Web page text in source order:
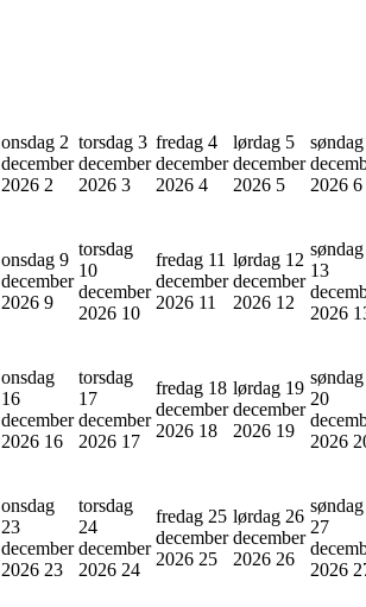
onsdag 2
december
2026 2
torsdag 3
december
2026 3
fredag 4
december
2026 4
lørdag 5
december
2026 5
2026 6
onsdag 9
december
2026 9
torsdag
10
december
2026 10
fredag 11
december
2026 11
lørdag 12
december
2026 12
søndag
13
2026
onsdag
16
december
2026 16
torsdag
17
december
2026 17
fredag 18
december
2026 18
lørdag 19
december
2026 19
søndag
20
2026
onsdag
23
december
2026 23
torsdag
24
december
2026 24
fredag 25
december
2026 25
lørdag 26
december
2026 26
søndag
27
2026